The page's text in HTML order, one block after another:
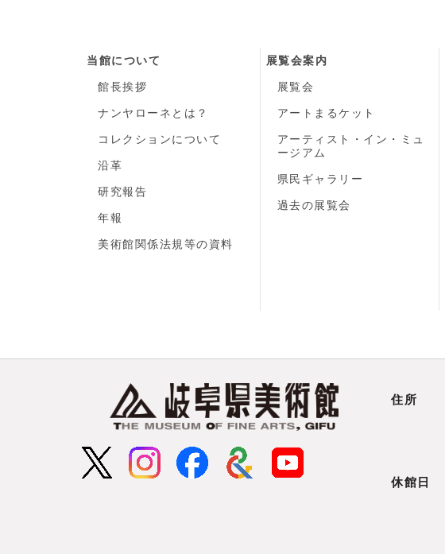
当館について
館長挨拶
ナンヤローネとは？
コレクションについて
沿革
研究報告
年報
美術館関係法規等の資料
展覧会案内
展覧会
アートまるケット
アーティスト・イン・ミュ
ージアム
県民ギャラリー
過去の展覧会
住所
休館日